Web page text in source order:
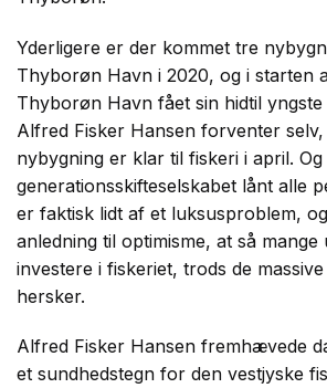
Yderligere er der kommet tre
Thyborøn Havn i 2020, og i starten
Thyborøn Havn fået sin hidtil yngste
Alfred Fisker Hansen forventer selv,
nybygning er klar til fiskeri i april.
generationsskifteselskabet lånt alle
er faktisk lidt af et luksusproblem,
anledning til optimisme, at så
investere i fiskeriet, trods de
hersker.
Alfred Fisker Hansen fremhævede
et sundhedstegn for den vestjyske